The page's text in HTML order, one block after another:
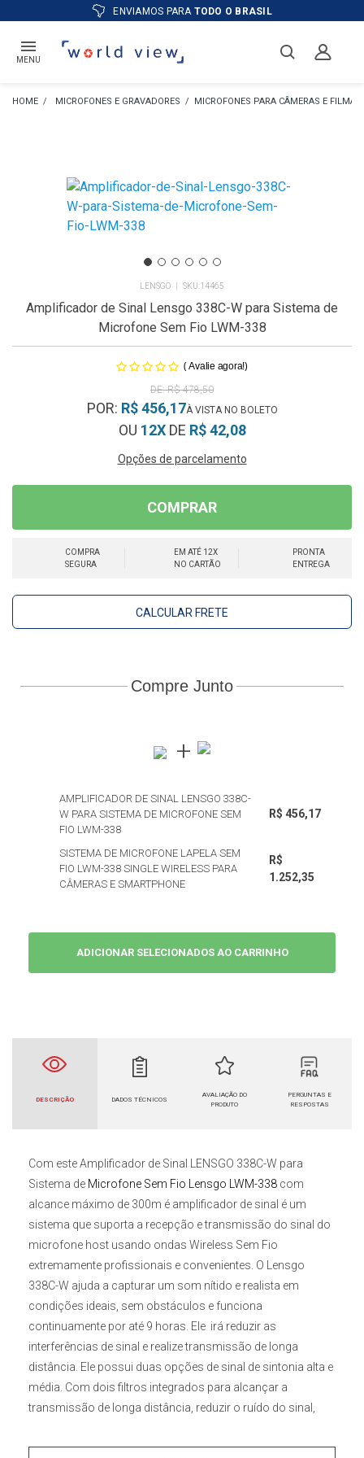
ATÉ12XE PREÇO ESPECIALNO BOLETO
MENU
MICROFONES E GRAVADORES MICROFONES PARA CÂMERAS E
LENSGO 14465
Amplificador de Sinal Lensgo 338C-W para Sistema de
Microfone Sem Fio LWM-338
(Avalie agora!)
R$ 478,50
POR: R$ 456,17
OU 12XDE R$ 42,08
Opções de parcelamento
COMPRAR
COMPRA
SEGURA
EM ATÉ 12X
NO CARTÃO
PRONTA
ENTREGA
CALCULAR FRETE
Compre Junto
AMPLIFICADOR DE SINAL LENSGO 338C-
W PARA SISTEMA DE MICROFONE SEM
FIO LWM-338
R$ 456,17
SISTEMA DE MICROFONE LAPELA SEM
FIO LWM-338 SINGLE WIRELESS PARA
CÂMERAS E SMARTPHONE
R$
1.252,35
ADICIONAR SELECIONADOS AO CARRINHO
DESCRIÇÃO DADOS TÉCNICOS
AVALIAÇÃO DO
PRODUTO
PERGUNTAS E
RESPOSTAS
Com esteAmplificador de Sinal LENSGO 338C-W para
Sistema de Microfone Sem Fio Lensgo LWM-338 com
alcance máximo de 300m é amplificador de sinal é um
sistema que suporta a recepção e transmissão do sinal do
microfone host usando ondas Wireless Sem Fio
extremamente profissionais e convenientes. O Lensgo
338C-W ajuda a capturar um som nítido e realista em
condições ideais, sem obstáculos e funciona
continuamente por até 9 horas. Ele irá reduzir as
interferências de sinal e realize transmissão de longa
distância. Ele possui duas opções de sinal de sintonia alta e
média. Com dois filtros integrados para alcançar a
transmissão de longa distância, reduzir o ruído do sinal,